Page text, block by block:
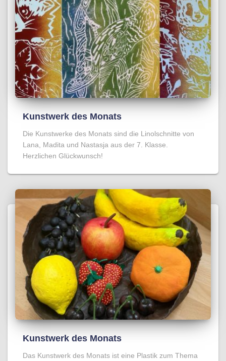
Kunstwerk des Monats
Die Kunstwerke des Monats sind die Linolschnitte von
Lana, Madita und Nastasja aus der 7. Klasse.
Herzlichen Glückwunsch!
Kunstwerk des Monats
Das Kunstwerk des Monats ist eine Plastik zum Thema